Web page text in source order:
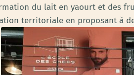
du lait en yaourt et des
territoriale en proposant à